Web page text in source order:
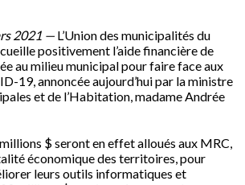
2021 — L’Union des municipalités du
positivement l’aide financière de
au milieu municipal pour faire face aux
19, annoncée aujourd’hui par la ministre
et de l’Habitation, madame Andrée
$ seront en effet alloués aux MRC,
économique des territoires, pour
leurs outils informatiques et